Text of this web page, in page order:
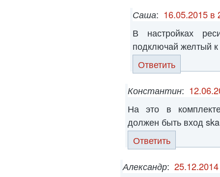
Саша: 16.05.2015 в
В настройках
подключай желтый
Ответить
Константин:
На это в
должен быть вход
Ответить
Александр: